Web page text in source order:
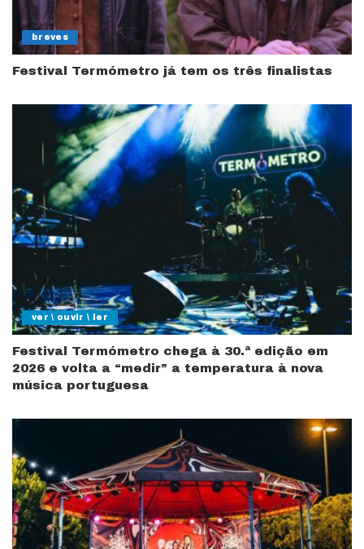
breves
Festival Termómetro já tem os três finalistas
ver \ ouvir \ ler
Festival Termómetro chega à 30.ª edição em
2026 e volta a “medir” a temperatura à nova
música portuguesa